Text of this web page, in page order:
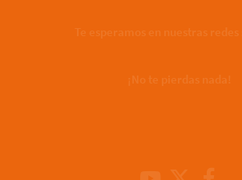
Te esperamos en nuestras redes
¡No te pierdas nada!
Youtube Channel